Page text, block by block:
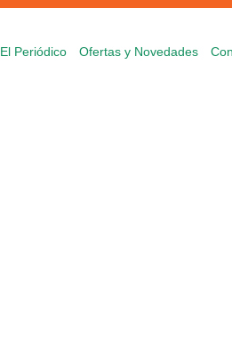
El Periódico Ofertas y Novedades